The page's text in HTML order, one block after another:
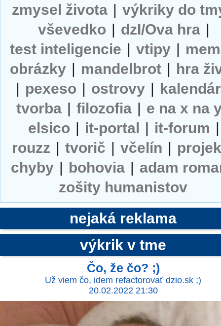
zmysel života | výkriky do
vševedko | dzI/Ova hra |
test inteligencie | vtipy |
obrázky | mandelbrot | hra
| pexeso | ostrovy | kalendár
tvorba | filozofia | e na x na
elsico | it-portal | it-forum |
rouzz | tvorič | včelín |
chyby | bohovia | adam
zošity humanistov
nejaká reklama
výkrik v tme
Čo, že čo? ;)
Už viem čo, idem refactorovať dzio.sk ;)
20.02.2022 21:30